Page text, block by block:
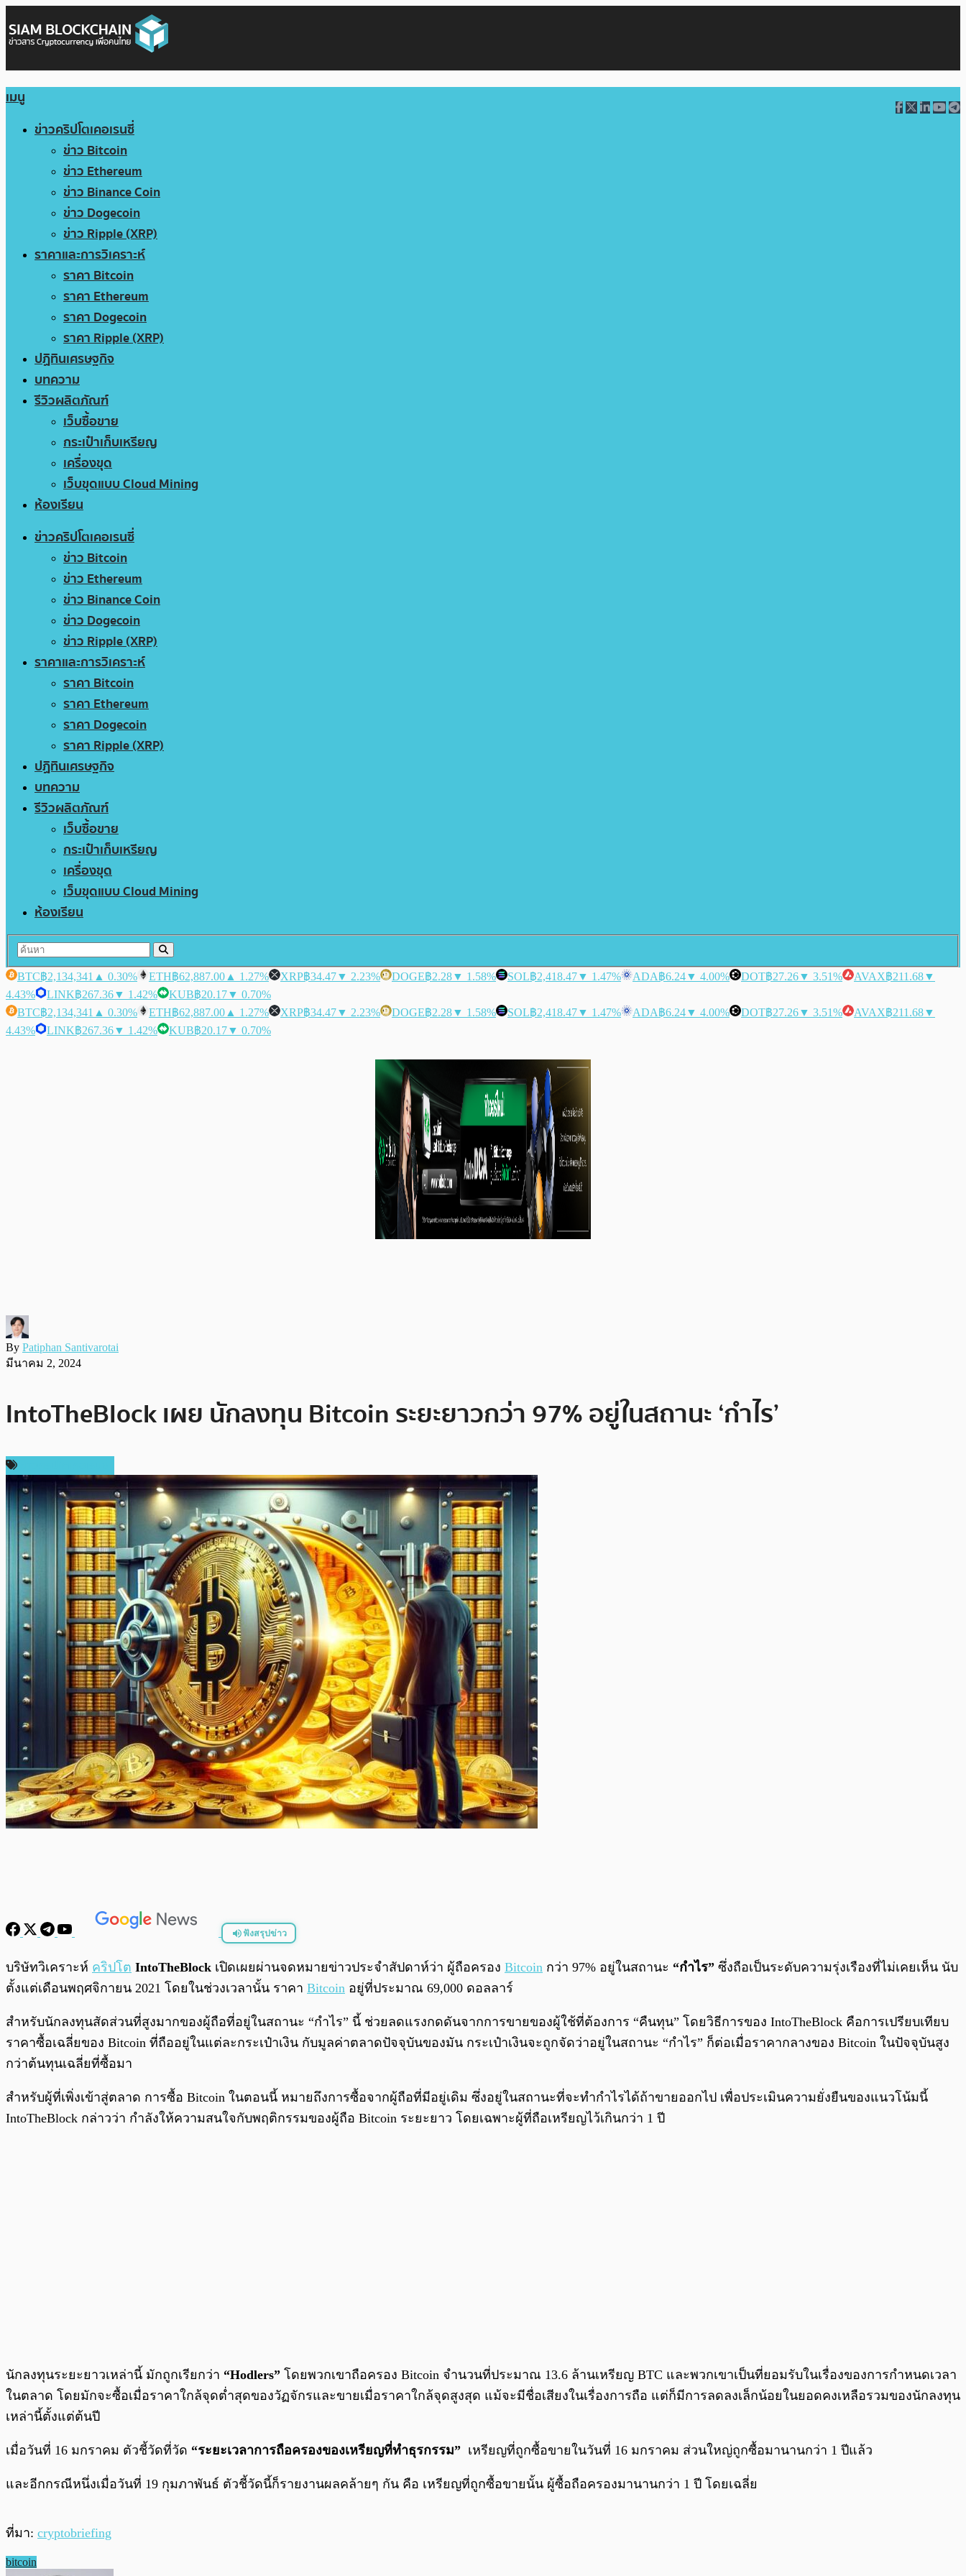
เมนู
ข่าวคริปโตเคอเรนซี่
ข่าว Bitcoin
ข่าว Ethereum
ข่าว Binance Coin
ข่าว Dogecoin
ข่าว Ripple (XRP)
ราคาและการวิเคราะห์
ราคา Bitcoin
ราคา Ethereum
ราคา Dogecoin
ราคา Ripple (XRP)
ปฏิทินเศรษฐกิจ
บทความ
รีวิวผลิตภัณฑ์
เว็บซื้อขาย
กระเป๋าเก็บเหรียญ
เครื่องขุด
เว็บขุดแบบ Cloud Mining
ห้องเรียน
ข่าวคริปโตเคอเรนซี่
ข่าว Bitcoin
ข่าว Ethereum
ข่าว Binance Coin
ข่าว Dogecoin
ข่าว Ripple (XRP)
ราคาและการวิเคราะห์
ราคา Bitcoin
ราคา Ethereum
ราคา Dogecoin
ราคา Ripple (XRP)
ปฏิทินเศรษฐกิจ
บทความ
รีวิวผลิตภัณฑ์
เว็บซื้อขาย
กระเป๋าเก็บเหรียญ
เครื่องขุด
เว็บขุดแบบ Cloud Mining
ห้องเรียน
BTC฿2,134,341 ▲ 0.30% ETH฿62,887.00 ▲ 1.27% XRP฿34.47▼ 2.23% DOGE฿2.28▼ 1.58% SOL฿2,418.47▼ 1.47% ADA฿6.24▼ 4.00% DOT฿27.26▼ 3.51% AVAX฿211.68▼
4.43%
LINK฿267.36▼ 1.42% KUB฿20.17▼ 0.70%
BTC฿2,134,341 ▲ 0.30% ETH฿62,887.00 ▲ 1.27% XRP฿34.47▼ 2.23% DOGE฿2.28▼ 1.58% SOL฿2,418.47▼ 1.47% ADA฿6.24▼ 4.00% DOT฿27.26▼ 3.51% AVAX฿211.68▼
4.43%
LINK฿267.36▼ 1.42% KUB฿20.17▼ 0.70%
By Patiphan Santivarotai
มีนาคม 2, 2024
IntoTheBlock เผย นักลงทุน Bitcoin ระยะยาวกว่า 97% อยู่ในสถานะ ‘กำไร’
ฟังสรุปข่าว
0:00/ 0:00
บริษัทวิเคราะห์ คริปโต IntoTheBlock เปิดเผยผ่านจดหมายข่าวประจำสัปดาห์ว่า ผู้ถือครอง Bitcoin กว่า 97% อยู่ในสถานะ “กำไร” ซึ่งถือเป็นระดับความรุ่งเรืองที่ไม่เคยเห็น นับ
ตั้งแต่เดือนพฤศจิกายน 2021 โดยในช่วงเวลานั้น ราคา Bitcoin อยู่ที่ประมาณ 69,000 ดอลลาร์
สำหรับนักลงทุนสัดส่วนที่สูงมากของผู้ถือที่อยู่ในสถานะ “กำไร” นี้ ช่วยลดแรงกดดันจากการขายของผู้ใช้ที่ต้องการ “คืนทุน” โดยวิธีการของ IntoTheBlock คือการเปรียบเทียบ
ราคาซื้อเฉลี่ยของ Bitcoin ที่ถืออยู่ในแต่ละกระเป๋าเงิน กับมูลค่าตลาดปัจจุบันของมัน กระเป๋าเงินจะถูกจัดว่าอยู่ในสถานะ “กำไร” ก็ต่อเมื่อราคากลางของ Bitcoin ในปัจจุบันสูง
กว่าต้นทุนเฉลี่ยที่ซื้อมา
สำหรับผู้ที่เพิ่งเข้าสู่ตลาด การซื้อ Bitcoin ในตอนนี้ หมายถึงการซื้อจากผู้ถือที่มีอยู่เดิม ซึ่งอยู่ในสถานะที่จะทำกำไรได้ถ้าขายออกไป เพื่อประเมินความยั่งยืนของแนวโน้มนี้
IntoTheBlock กล่าวว่า กำลังให้ความสนใจกับพฤติกรรมของผู้ถือ Bitcoin ระยะยาว โดยเฉพาะผู้ที่ถือเหรียญไว้เกินกว่า 1 ปี
นักลงทุนระยะยาวเหล่านี้ มักถูกเรียกว่า “Hodlers” โดยพวกเขาถือครอง Bitcoin จำนวนที่ประมาณ 13.6 ล้านเหรียญ BTC และพวกเขาเป็นที่ยอมรับในเรื่องของการกำหนดเวลา
ในตลาด โดยมักจะซื้อเมื่อราคาใกล้จุดต่ำสุดของวัฏจักรและขายเมื่อราคาใกล้จุดสูงสุด แม้จะมีชื่อเสียงในเรื่องการถือ แต่ก็มีการลดลงเล็กน้อยในยอดคงเหลือรวมของนักลงทุน
เหล่านี้ตั้งแต่ต้นปี
เมื่อวันที่ 16 มกราคม ตัวชี้วัดที่วัด “ระยะเวลาการถือครองของเหรียญที่ทำธุรกรรม” เหรียญที่ถูกซื้อขายในวันที่ 16 มกราคม ส่วนใหญ่ถูกซื้อมานานกว่า 1 ปีแล้ว
และอีกกรณีหนึ่งเมื่อวันที่ 19 กุมภาพันธ์ ตัวชี้วัดนี้ก็รายงานผลคล้ายๆ กัน คือ เหรียญที่ถูกซื้อขายนั้น ผู้ซื้อถือครองมานานกว่า 1 ปี โดยเฉลี่ย
ที่มา: cryptobriefing
bitcoin